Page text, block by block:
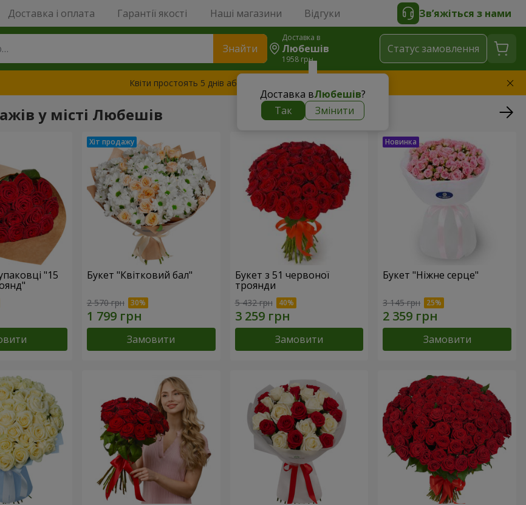
Доставка і оплата Гарантії якості Наші магазини Відгуки Зв’яжіться з нами
Знайти
Доставка в
Любешів
1958 грн
Доставка вЛюбешів?
Так
Змінити
Статус замовлення
Квіти простоять 5 днів або замінимо букет
у місті Любешів
"15 Букет "Квітковий бал"
2 570 грн
Замовити
Букет з 51 червоної
троянди
5 432 грн
Замовити
Букет "Ніжне серце"
3 145 грн
Замовити